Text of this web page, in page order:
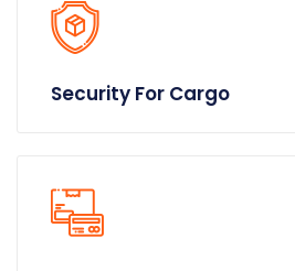
Security For Cargo